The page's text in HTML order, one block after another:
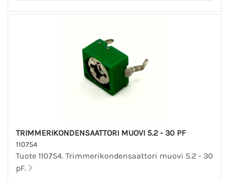
TRIMMERIKONDENSAATTORI MUOVI 5.2 - 30 PF
110754
Tuote 110754. Trimmerikondensaattori muovi 5.2 - 30
pF.